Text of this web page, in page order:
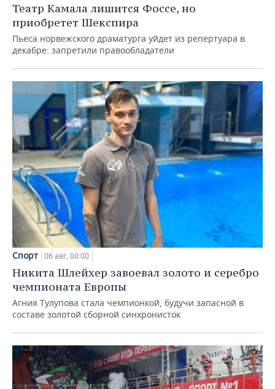
Театр Камала лишится Фоссе, но
приобретет Шекспира
Пьеса норвежского драматурга уйдет из репертуара в
декабре: запретили правообладатели
Спорт 06 авг, 00:00
Никита Шлейхер завоевал золото и серебро
чемпионата Европы
Агния Тулупова стала чемпионкой, будучи запасной в
составе золотой сборной синхронисток